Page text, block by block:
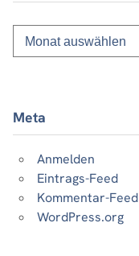
Monatsliste
vergangener
Beiträge
Meta
Anmelden
Eintrags-Feed
Kommentar-Feed
WordPress.org